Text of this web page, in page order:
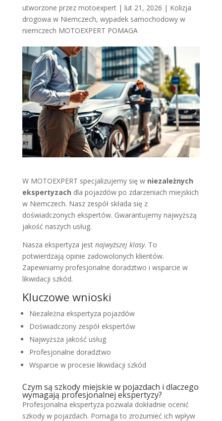
utworzone przez motoexpert| lut 21, 2026 | Kolizja
drogowa w Niemczech, wypadek samochodowy w
niemczech MOTOEXPERT POMAGA
W MOTOEXPERT specjalizujemy się w niezależnych
ekspertyzach dla pojazdów po zdarzeniach miejskich
w Niemczech. Nasz zespół składa się z
doświadczonych ekspertów. Gwarantujemy najwyższą
jakość naszych usług.
Nasza ekspertyza jest najwyższej klasy. To
potwierdzają opinie zadowolonych klientów.
Zapewniamy profesjonalne doradztwo i wsparcie w
likwidacji szkód.
Kluczowe wnioski
Niezależna ekspertyza pojazdów
Doświadczony zespół ekspertów
Najwyższa jakość usług
Profesjonalne doradztwo
Wsparcie w procesie likwidacji szkód
Czym są szkody miejskie w pojazdach i dlaczego
wymagają profesjonalnej ekspertyzy?
Profesjonalna ekspertyza pozwala dokładnie ocenić
szkody w pojazdach. Pomaga to zrozumieć ich wpływ